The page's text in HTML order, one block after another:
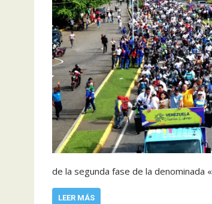
de la segunda fase de la denominada
LEER MÁS